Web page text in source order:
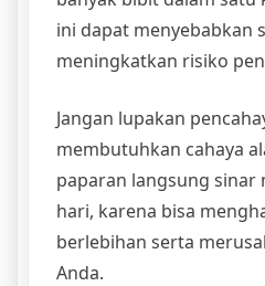
ini dapat menyebabkan
meningkatkan risiko
Jangan lupakan
membutuhkan cahaya
paparan langsung sinar
hari, karena bisa
berlebihan serta
Anda.